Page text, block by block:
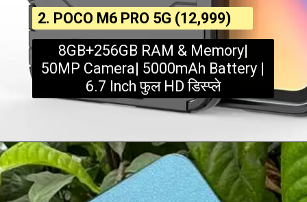
8GB+256GB RAM & Memory|
50MP Camera| 5000mAh Battery |
6.7 Inch फुल HD डिस्प्ले
2. POCO M6 PRO 5G (₹12,999)